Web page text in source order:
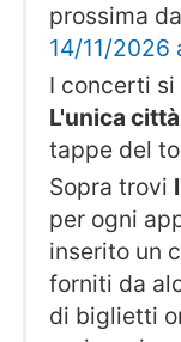
prossima
14/11/2026
I concerti si
L'unica
tappe del
Sopra trovi
per ogni
inserito un
forniti da
di biglietti